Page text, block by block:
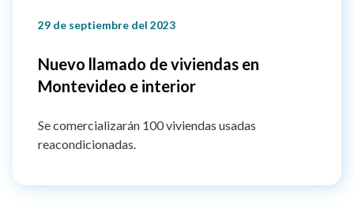
29 de septiembre del 2023
Nuevo llamado de viviendas en
Montevideo e interior
Se comercializarán 100 viviendas usadas
reacondicionadas.